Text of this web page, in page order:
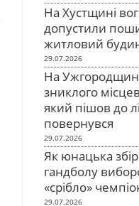
На Хустщині
допустили
житловий
29.07.2026
На
зниклого
який пішов до
повернувся
29.07.2026
Як юнацька
гандболу
«срібло»
29.07.2026